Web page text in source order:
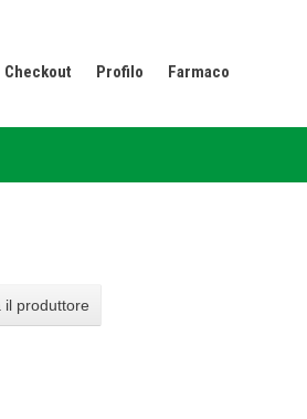
Checkout Profilo Farmaco
il produttore